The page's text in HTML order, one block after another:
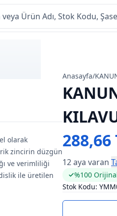
Anasayfa/
288,66
12 aya varan
%100
Stok Kodu:
olarak
zincirin düzgün
ve verimliliği
ile üretilen